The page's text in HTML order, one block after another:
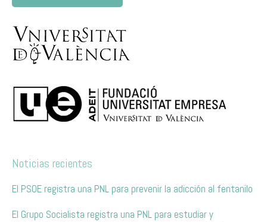
Noticias recientes
El PSOE registra una PNL para prevenir la adicción al fentanilo
El Grupo Socialista registra una PNL para estudiar y